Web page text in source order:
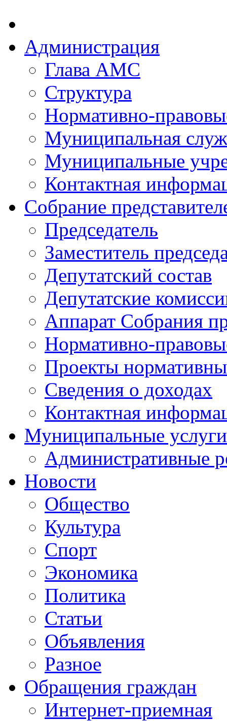
Администрация
Глава АМС
Структура
Нормативно-
Муниципальная
Муниципальные
Контактная
Собрание
Председатель
Заместитель
Депутатский состав
Депутатские
Аппарат Собрания
Нормативно-
Проекты
Сведения о доходах
Контактная
Муниципальные услуги
Административные
Новости
Общество
Культура
Спорт
Экономика
Политика
Статьи
Объявления
Разное
Обращения граждан
Интернет-приемная